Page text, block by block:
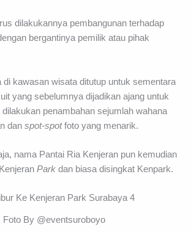
dilakukannya pembangunan terhadap
bergantinya pemilik atau pihak
di kawasan wisata ditutup untuk sementara
yang sebelumnya dijadikan ajang untuk
dilakukan penambahan sejumlah wahana
danspot-spotfoto yang menarik.
nama Pantai Ria Kenjeran pun kemudian
Park dan biasa disingkat Kenpark.
Foto By @eventsuroboyo